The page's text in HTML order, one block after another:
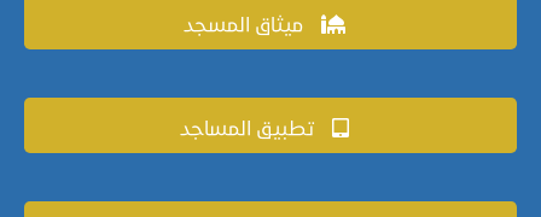
ميثاق المسجد
تطبيق المساجد